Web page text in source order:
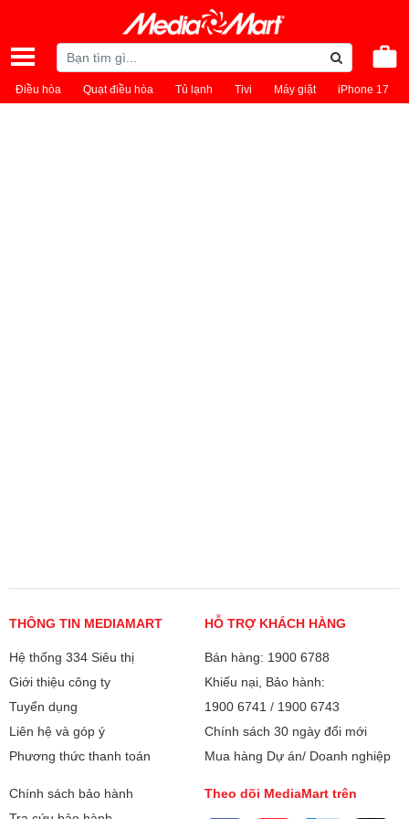
Điều hòa Quạt điều hòa Tủ lạnh Tivi Máy giặt iPhone 17
THÔNG TIN MEDIAMART
Hệ thống 334 Siêu thị
Giới thiệu công ty
Tuyển dụng
Liên hệ và góp ý
Phương thức thanh toán
HỖ TRỢ KHÁCH HÀNG
Bán hàng: 1900 6788
Khiếu nại, Bảo hành:
1900 6741 / 1900 6743
Chính sách 30 ngày đổi mới
Mua hàng Dự án/ Doanh nghiệp
Chính sách bảo hành
Theo dõi MediaMart trên